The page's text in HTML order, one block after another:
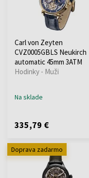
Carl von Zeyten
CVZ0005GBLS Neukirch
automatic 45mm 3ATM
Hodinky - Muži
Na sklade
335,79 €
Doprava zadarmo